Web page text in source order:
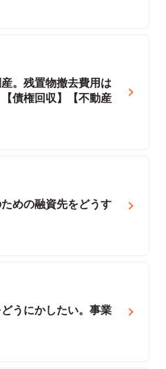
。残置物撤去費用は
債権回収】【不動産
めの融資先をどうす
うにかしたい。事業